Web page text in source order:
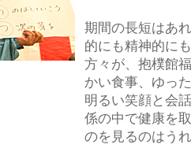
期間の長短はあ
的にも精神的に
方々が、抱樸館
かい食事、ゆっ
明るい笑顔と会
係の中で健康を
のを見るのはう